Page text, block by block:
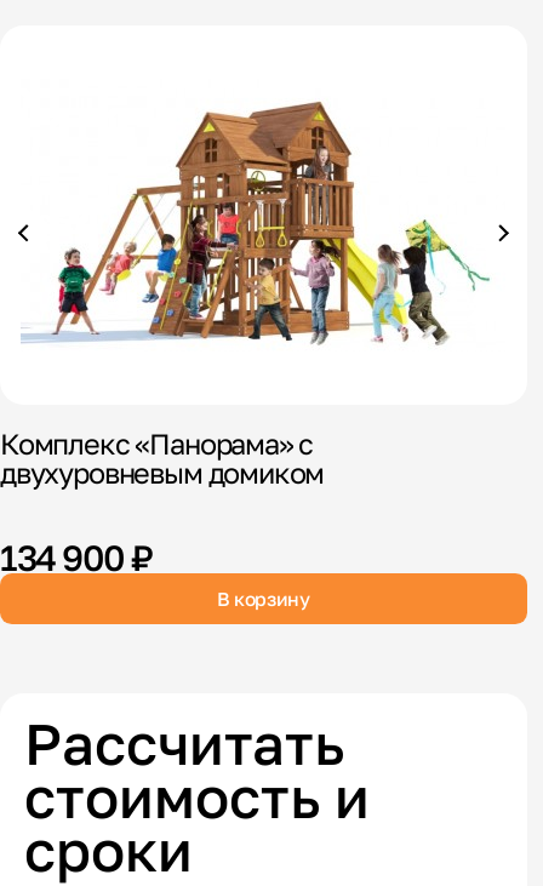
Комплекс «Панорама» с
двухуровневым домиком
134 900 ₽
В корзину
Рассчитать
стоимость и
сроки